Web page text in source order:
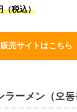
（税込）
販売サイトはこちら
ーメン（오동